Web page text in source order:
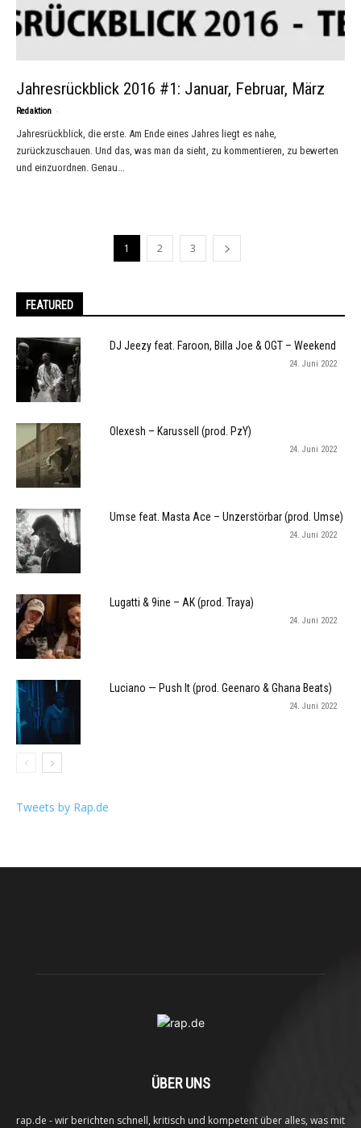
Jahresrückblick 2016 #1: Januar, Februar, März
Redaktion -
Jahresrückblick, die erste. Am Ende eines Jahres liegt es nahe,
zurückzuschauen. Und das, was man da sieht, zu kommentieren, zu bewerten
und einzuordnen. Genau...
1 2 3
FEATURED
DJ Jeezy feat. Faroon, Billa Joe & OGT – Weekend
24. Juni 2022
Olexesh – Karussell (prod. PzY)
24. Juni 2022
Umse feat. Masta Ace – Unzerstörbar (prod. Umse)
24. Juni 2022
Lugatti & 9ine – AK (prod. Traya)
24. Juni 2022
Luciano — Push It (prod. Geenaro & Ghana Beats)
24. Juni 2022
Tweets by Rap.de
ÜBER UNS
rap.de - wir berichten schnell, kritisch und kompetent über alles, was mit